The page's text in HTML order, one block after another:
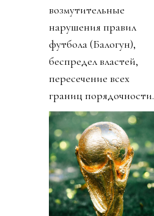
возмутительные
нарушения правил
футбола (Балогун),
беспредел властей,
пересечение всех
границ порядочности.